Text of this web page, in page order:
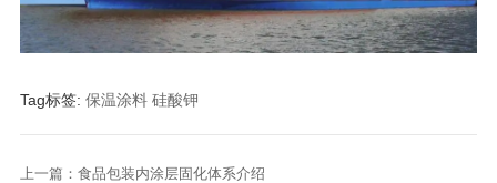
Tag标签: 保温涂料 硅酸钾
上一篇：食品包装内涂层固化体系介绍